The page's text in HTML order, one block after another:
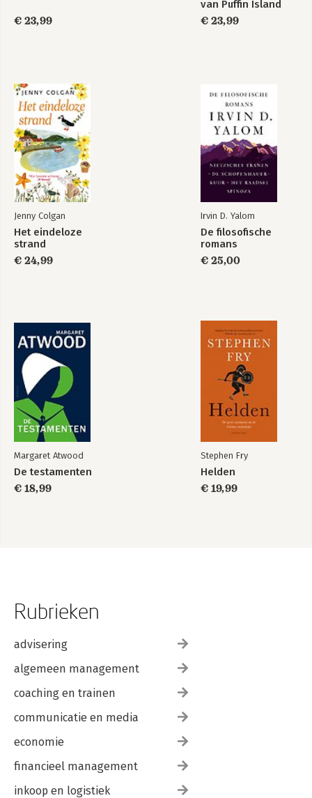
€ 23,99
van Puffin Island
€ 23,99
Jenny Colgan
Het eindeloze
strand
€ 24,99
Irvin D. Yalom
De filosofische
romans
€ 25,00
Margaret Atwood
De testamenten
€ 18,99
Stephen Fry
Helden
€ 19,99
Rubrieken
advisering
algemeen management
coaching en trainen
communicatie en media
economie
financieel management
inkoop en logistiek